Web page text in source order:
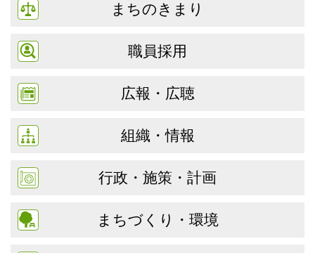
まちのきまり
職員採用
広報・広聴
組織・情報
行政・施策・計画
まちづくり・環境